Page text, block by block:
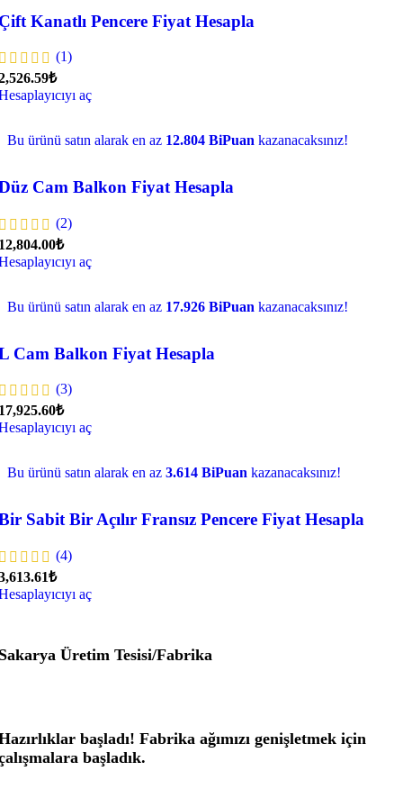
Kanatlı Pencere Fiyat Hesapla
(1)
aç
Bu ürünü satın alarak en az 12.804 BiPuan kazanacaksınız!
Cam Balkon Fiyat Hesapla
(2)
aç
Bu ürünü satın alarak en az 17.926 BiPuan kazanacaksınız!
Cam Balkon Fiyat Hesapla
(3)
aç
Bu ürünü satın alarak en az 3.614 BiPuan kazanacaksınız!
Sabit Bir Açılır Fransız Pencere Fiyat Hesapla
(4)
aç
Üretim Tesisi/Fabrika
başladı! Fabrika ağımızı genişletmek için
başladık.